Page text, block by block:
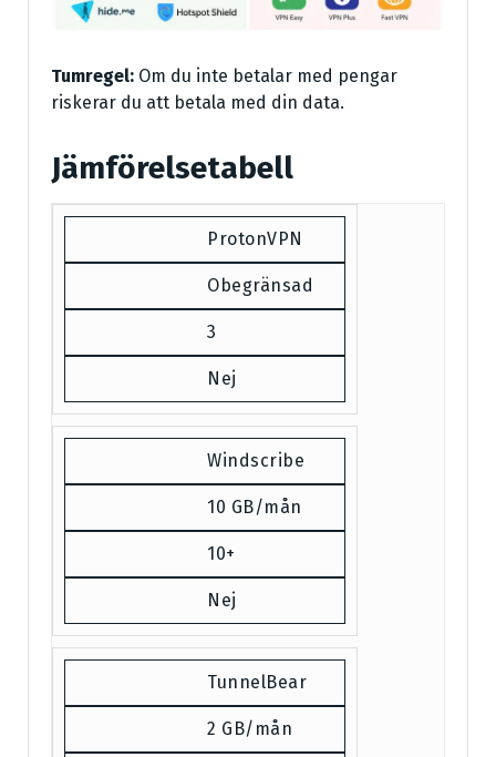
Tumregel: Om du inte betalar med pengar
riskerar du att betala med din data.
Jämförelsetabell
ProtonVPN
Obegränsad
3
Nej
Windscribe
10 GB/mån
10+
Nej
TunnelBear
2 GB/mån